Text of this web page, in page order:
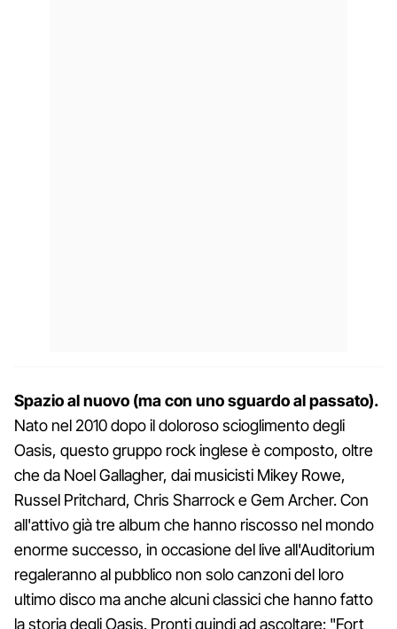
Spazio al nuovo (ma con uno sguardo al passato).
Nato nel 2010 dopo il doloroso scioglimento degli
Oasis, questo gruppo rock inglese è composto, oltre
che da Noel Gallagher, dai musicisti Mikey Rowe,
Russel Pritchard, Chris Sharrock e Gem Archer. Con
all'attivo già tre album che hanno riscosso nel mondo
enorme successo, in occasione del live all'Auditorium
regaleranno al pubblico non solo canzoni del loro
ultimo disco ma anche alcuni classici che hanno fatto
la storia degli Oasis. Pronti quindi ad ascoltare: "Fort